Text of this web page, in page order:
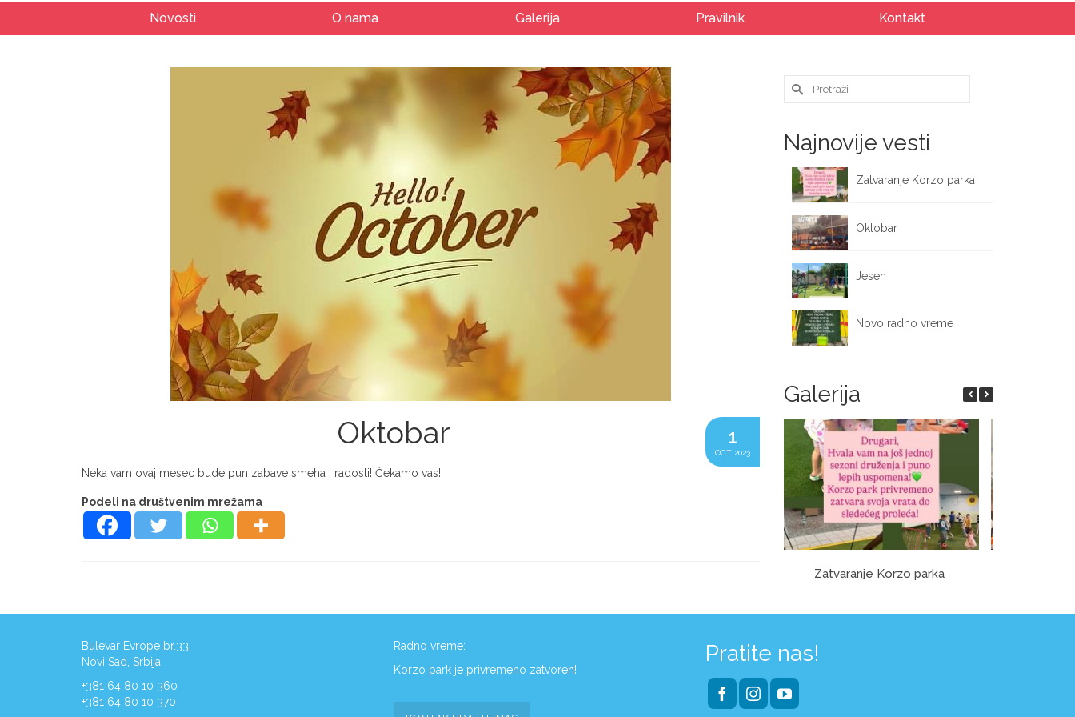
Novosti O nama Galerija Pravilnik Kontakt
1
OCT 2023
Oktobar
Neka vam ovaj mesec bude pun zabave smeha i radosti! Čekamo vas!
Podeli na društvenim mrežama
Search
for:
Najnovije vesti
Zatvaranje Korzo parka
Oktobar
Jesen
Novo radno vreme
Galerija
Zatvaranje Korzo parka
Bulevar Evrope br.33,
Novi Sad, Srbija
+381 64 80 10 360
+381 64 80 10 370
Radno vreme:
Korzo park je privremeno zatvoren!
Pratite nas!